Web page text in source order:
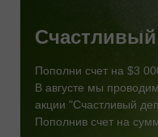
Пополни счет на $3
В августе мы
акции "Счастливый
Пополнив счет на